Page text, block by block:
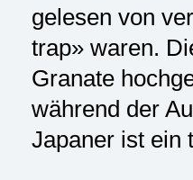
gelesen von
trap» waren.
Granate
während der
Japaner ist ein